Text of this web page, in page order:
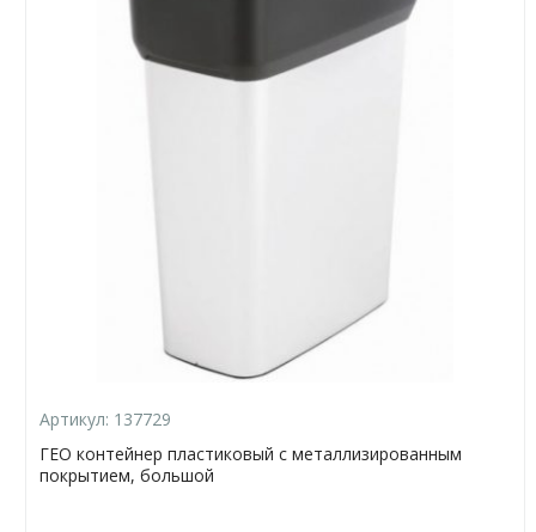
Артикул: 137729
ГЕО контейнер пластиковый с металлизированным
покрытием, большой